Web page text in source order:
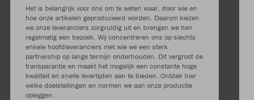
Het is belangrijk voor ons om te weten waar, door wie en
hoe onze artikelen geproduceerd worden. Daarom kiezen
we onze leveranciers zorgvuldig uit en brengen we hen
regelmatig een bezoek. Wij concentreren ons op slechts
enkele hoofdleveranciers met wie we een sterk
partnership op lange termijn onderhouden. Dit vergroot de
transparantie en maakt het mogelijk een constante hoge
kwaliteit en snelle levertijden aan te bieden. Ontdek hier
welke doelstellingen en normen we aan onze productie
opleggen.